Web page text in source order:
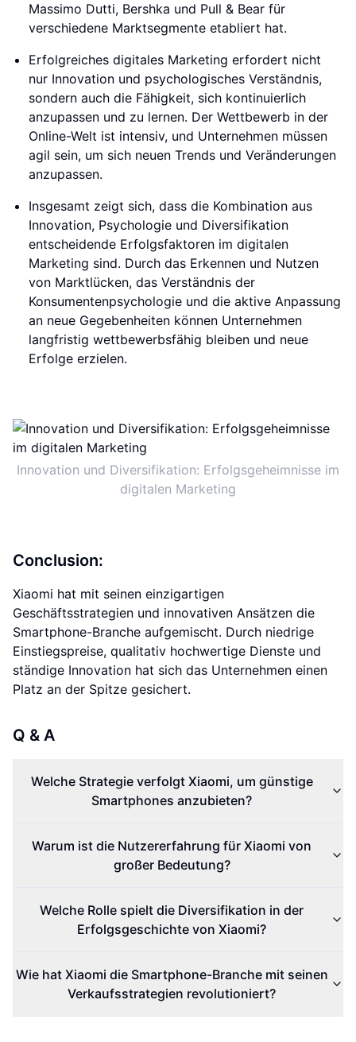
Massimo Dutti, Bershka und Pull & Bear für
verschiedene Marktsegmente etabliert hat.
Erfolgreiches digitales Marketing erfordert nicht
nur Innovation und psychologisches Verständnis,
sondern auch die Fähigkeit, sich kontinuierlich
anzupassen und zu lernen. Der Wettbewerb in der
Online-Welt ist intensiv, und Unternehmen müssen
agil sein, um sich neuen Trends und Veränderungen
anzupassen.
Insgesamt zeigt sich, dass die Kombination aus
Innovation, Psychologie und Diversifikation
entscheidende Erfolgsfaktoren im digitalen
Marketing sind. Durch das Erkennen und Nutzen
von Marktlücken, das Verständnis der
Konsumentenpsychologie und die aktive Anpassung
an neue Gegebenheiten können Unternehmen
langfristig wettbewerbsfähig bleiben und neue
Erfolge erzielen.
Innovation und Diversifikation: Erfolgsgeheimnisse im
digitalen Marketing
Conclusion:
Xiaomi hat mit seinen einzigartigen
Geschäftsstrategien und innovativen Ansätzen die
Smartphone-Branche aufgemischt. Durch niedrige
Einstiegspreise, qualitativ hochwertige Dienste und
ständige Innovation hat sich das Unternehmen einen
Platz an der Spitze gesichert.
Q & A
Welche Strategie verfolgt Xiaomi, um günstige
Smartphones anzubieten?
Warum ist die Nutzererfahrung für Xiaomi von
großer Bedeutung?
Welche Rolle spielt die Diversifikation in der
Erfolgsgeschichte von Xiaomi?
Wie hat Xiaomi die Smartphone-Branche mit seinen
Verkaufsstrategien revolutioniert?